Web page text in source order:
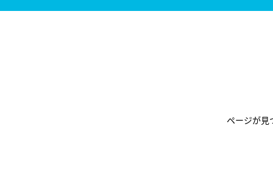
ページが見